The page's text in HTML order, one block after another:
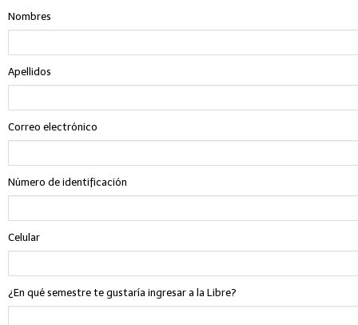
Nombres
Apellidos
Correo electrónico
Número de identificación
Celular
¿En qué semestre te gustaría ingresar a la Libre?